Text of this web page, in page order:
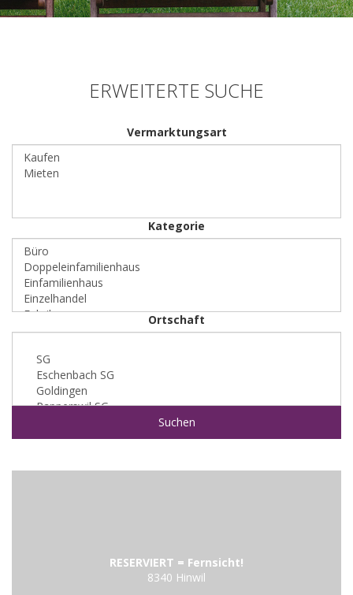
ERWEITERTE SUCHE
Vermarktungsart
Kategorie
Ortschaft
RESERVIERT = Fernsicht!
8340 Hinwil